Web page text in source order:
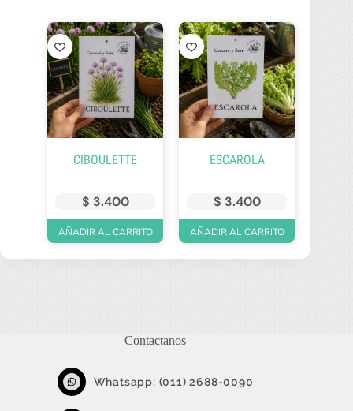
CIBOULETTE
$ 3.400
AÑADIR AL CARRITO
ESCAROLA
$ 3.400
AÑADIR AL CARRITO
Contactanos
Whatsapp: (011) 2688-0090